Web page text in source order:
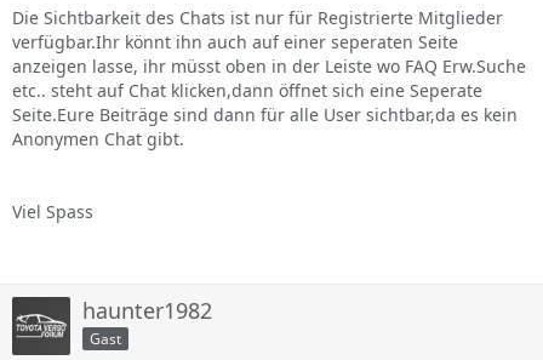
Die Sichtbarkeit des Chats ist nur für Registrierte Mitglieder
verfügbar.Ihr könnt ihn auch auf einer seperaten Seite
anzeigen lasse, ihr müsst oben in der Leiste wo FAQ Erw.Suche
etc.. steht auf Chat klicken,dann öffnet sich eine Seperate
Seite.Eure Beiträge sind dann für alle User sichtbar,da es kein
Anonymen Chat gibt.
Viel Spass
haunter1982
Gast